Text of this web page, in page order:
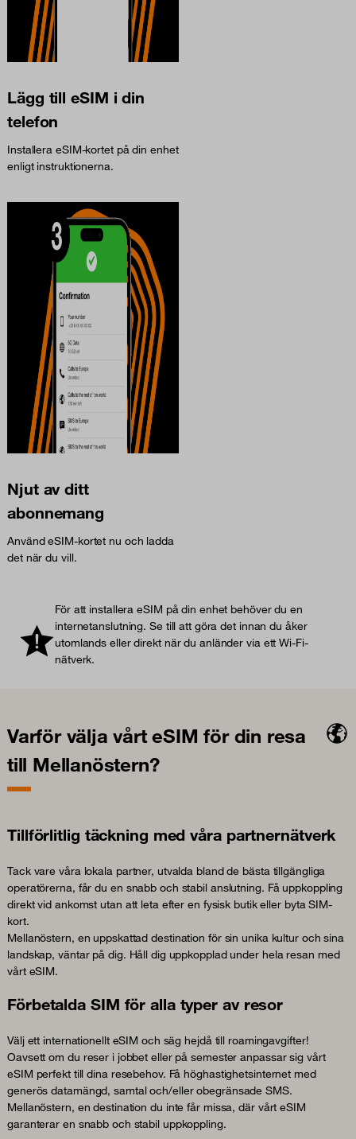
Lägg till eSIM i din
telefon
Installera eSIM-kortet på din enhet
enligt instruktionerna.
Njut av ditt
abonnemang
Använd eSIM-kortet nu och ladda
det när du vill.
För att installera eSIM på din enhet behöver du en
internetanslutning. Se till att göra det innan du åker
utomlands eller direkt när du anländer via ett Wi-Fi-
nätverk.
Varför välja vårt eSIM för din resa
till Mellanöstern?
Tillförlitlig täckning med våra partnernätverk
Tack vare våra lokala partner, utvalda bland de bästa tillgängliga
operatörerna, får du en snabb och stabil anslutning. Få uppkoppling
direkt vid ankomst utan att leta efter en fysisk butik eller byta SIM-
kort.
Mellanöstern, en uppskattad destination för sin unika kultur och sina
landskap, väntar på dig. Håll dig uppkopplad under hela resan med
vårt eSIM.
Förbetalda SIM för alla typer av resor
Välj ett internationellt eSIM och säg hejdå till roamingavgifter!
Oavsett om du reser i jobbet eller på semester anpassar sig vårt
eSIM perfekt till dina resebehov. Få höghastighetsinternet med
generös datamängd, samtal och/eller obegränsade SMS.
Mellanöstern, en destination du inte får missa, där vårt eSIM
garanterar en snabb och stabil uppkoppling.